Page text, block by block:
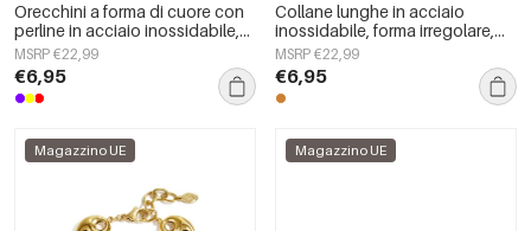
Orecchini a forma di cuore con
perline in acciaio inossidabile,
semplici, della serie Daily
Simple, gioielli da donna.
MSRP €22,99
€6,95
Collane lunghe in acciaio
inossidabile, forma irregolare,
semplici, serie Simple Daily,
gioielli da donna
MSRP €22,99
€6,95
Magazzino UE Magazzino UE